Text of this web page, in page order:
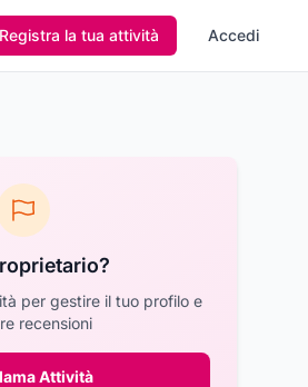
Registra la tua attività Accedi
per gestire il tuo profilo e
recensioni
Attività